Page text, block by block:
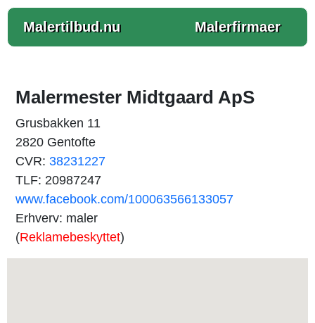
Malertilbud.nu Malerfirmaer
Malermester Midtgaard ApS
Grusbakken 11
2820 Gentofte
CVR: 38231227
TLF: 20987247
www.facebook.com/100063566133057
Erhverv: maler
(Reklamebeskyttet)